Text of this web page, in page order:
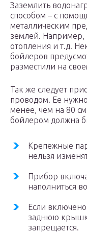
Заземлить
способом – с
металлическим
землей. Например,
отопления и т.д.
бойлеров
разместили на
Так же следует
проводом. Ее
менее, чем на 80
бойлером должна
Крепежные
нельзя
Прибор
наполниться
Если включено
заднюю
запрещается.